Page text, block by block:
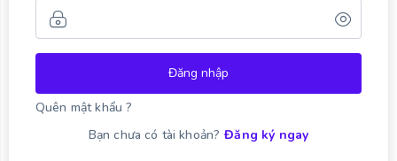
Đăng nhập
Quên mật khẩu ?
Bạn chưa có tài khoản? Đăng ký ngay